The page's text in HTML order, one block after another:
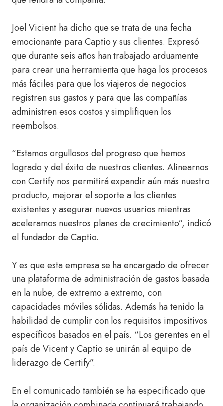
Joel Vicient ha dicho que se trata de una fecha
emocionante para Captio y sus clientes. Expresó
que durante seis años han trabajado arduamente
para crear una herramienta que haga los procesos
más fáciles para que los viajeros de negocios
registren sus gastos y para que las compañías
administren esos costos y simplifiquen los
reembolsos.
“Estamos orgullosos del progreso que hemos
logrado y del éxito de nuestros clientes. Alinearnos
con Certify nos permitirá expandir aún más nuestro
producto, mejorar el soporte a los clientes
existentes y asegurar nuevos usuarios mientras
aceleramos nuestros planes de crecimiento”, indicó
el fundador de Captio.
Y es que esta empresa se ha encargado de ofrecer
una plataforma de administración de gastos basada
en la nube, de extremo a extremo, con
capacidades móviles sólidas. Además ha tenido la
habilidad de cumplir con los requisitos impositivos
específicos basados en el país. “Los gerentes en el
país de Vicent y Captio se unirán al equipo de
liderazgo de Certify”.
En el comunicado también se ha especificado que